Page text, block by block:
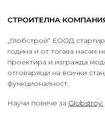
СТРОИТЕЛНА
„Глобстрой“ ЕООД
година и от тогава насам
проектира и изгражда
отговарящи на всички
функционалност.
Научи повече за Globstroy.